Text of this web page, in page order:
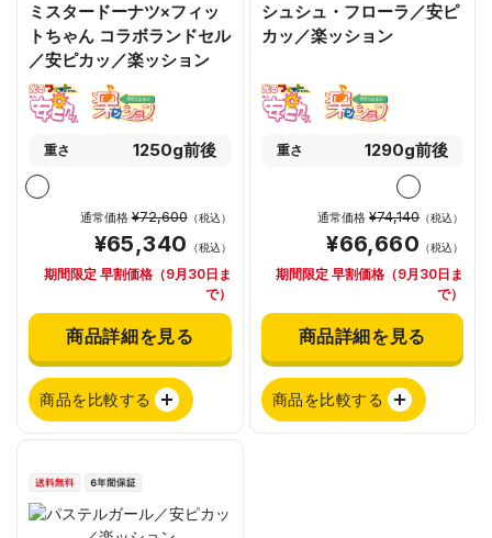
ミスタードーナツ×フィッ
トちゃん コラボランドセル
／安ピカッ／楽ッション
重さ 1250g前後
通常価格¥72,600（税込）
¥65,340 （税込）
期間限定 早割価格（9月30日ま
で）
商品詳細を見る
商品を比較する
シュシュ・フローラ／安ピ
カッ／楽ッション
重さ 1290g前後
通常価格 ¥74,140 （税込）
¥66,660 （税込）
期間限定 早割価格（9月30日ま
で）
商品詳細を見る
商品を比較する